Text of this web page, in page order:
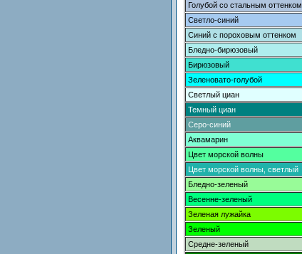
Голубой со стальным оттенком
Светло-синий
Синий с пороховым оттенком
Бледно-бирюзовый
Бирюзовый
Зеленовато-голубой
Светлый циан
Темный циан
Серо-синий
Аквамарин
Цвет морской волны
Цвет морской волны, светлый
Бледно-зеленый
Весенне-зеленый
Зеленая лужайка
Зеленый
Средне-зеленый